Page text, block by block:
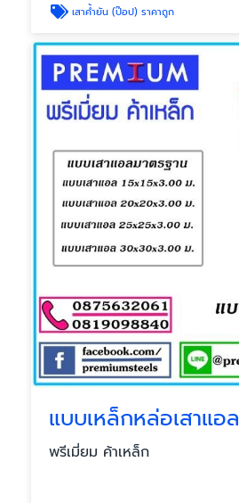
เสาค้ำยัน (ป๊อป) ราคาถูก
แบบเหล็กหล่อเสาแอล
พรีเมี่ยม ค้าเหล็ก